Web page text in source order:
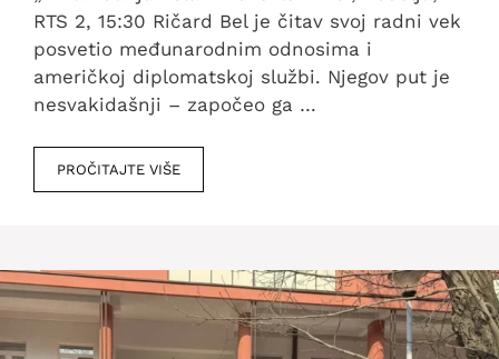
RTS 2, 15:30 Ričard Bel je čitav svoj radni vek
posvetio međunarodnim odnosima i
američkoj diplomatskoj službi. Njegov put je
nesvakidašnji – započeo ga …
PROČITAJTE VIŠE